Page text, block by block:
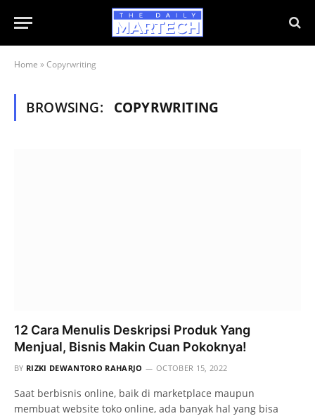
Home »Copyrwriting
BROWSING: COPYRWRITING
12 Cara Menulis Deskripsi Produk Yang
Menjual, Bisnis Makin Cuan Pokoknya!
BY RIZKI DEWANTORO RAHARJO OCTOBER 15, 2022
Saat berbisnis online, baik di marketplace maupun
membuat website toko online, ada banyak hal yang bisa